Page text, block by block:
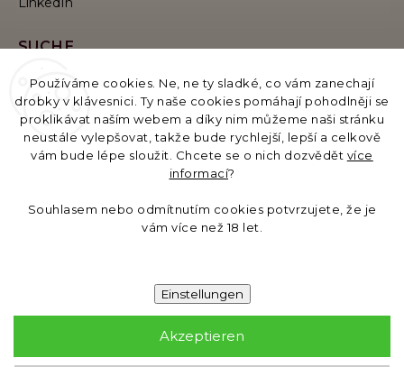
Používáme cookies. Ne, ne ty sladké, co vám zanechají
drobky v klávesnici. Ty naše cookies pomáhají pohodlněji se
proklikávat naším webem a díky nim můžeme naši stránku
neustále vylepšovat, takže bude rychlejší, lepší a celkově
vám bude lépe sloužit. Chcete se o nich dozvědět více
informací?
Souhlasem nebo odmítnutím cookies potvrzujete, že je
vám více než 18 let.
Einstellungen
Akzeptieren
SUCHE
Suchen
Betreiber des E-Katalogs:
Identifikationsnummer: 19621558, USt-IdNr./EORI: